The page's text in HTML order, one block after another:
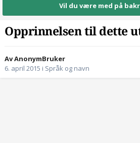
Vil du være med på
Opprinnelsen til dette
Av AnonymBruker
6. april 2015 i Språk og navn